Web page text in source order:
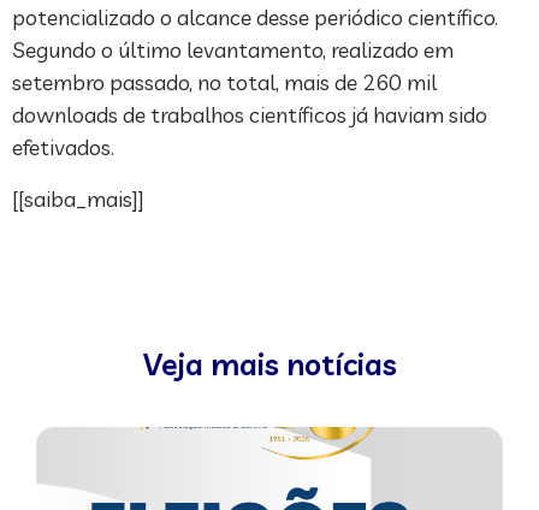
potencializado o alcance desse periódico científico.
Segundo o último levantamento, realizado em
setembro passado, no total, mais de 260 mil
downloads de trabalhos científicos já haviam sido
efetivados.
[[saiba_mais]]
Veja mais notícias